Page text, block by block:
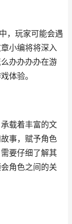
，玩家可能会遇
小编将将深入
办办办办在游
体验。
载着丰富的文
事，赋予角色
要仔细了解其
角色之间的关